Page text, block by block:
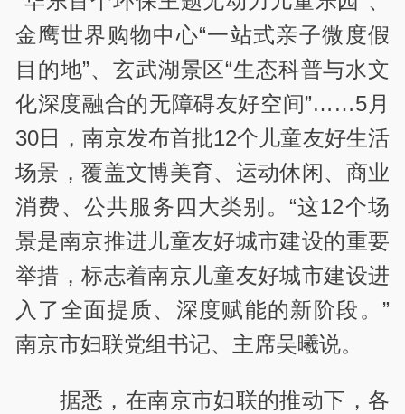
金鹰世界购物中心“一站式亲子微度假
目的地”、玄武湖景区“生态科普与水文
化深度融合的无障碍友好空间”……5月
30日，南京发布首批12个儿童友好生活
场景，覆盖文博美育、运动休闲、商业
消费、公共服务四大类别。“这12个场
景是南京推进儿童友好城市建设的重要
举措，标志着南京儿童友好城市建设进
入了全面提质、深度赋能的新阶段。”
南京市妇联党组书记、主席吴曦说。
据悉，在南京市妇联的推动下，各